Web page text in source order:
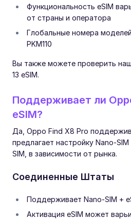
Функциональность eSIM
от страны и оператора
Глобальные номера
PKM110
Вы также можете проверить
13 eSIM.
Поддерживает ли
eSIM?
Да, Oppo Find X8 Pro
предлагает настройку Nano-
SIM, в зависимости от рынка.
Соединенные Штаты
Поддерживает Nano-SIM +
Активация eSIM может